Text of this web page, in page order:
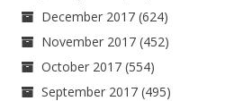
December 2017 (624)
November 2017 (452)
October 2017 (554)
September 2017 (495)